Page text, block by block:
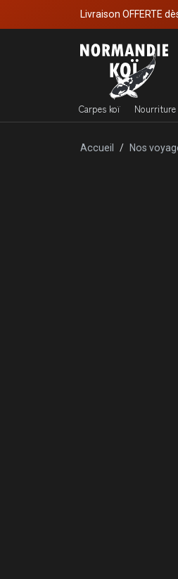
Livraison OFFERTE
Carpes koï Nourriture
Accueil Nos